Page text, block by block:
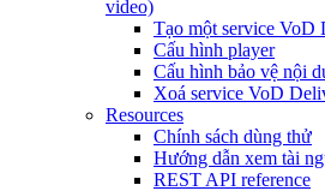
video)
Tạo một service VoD
Cấu hình player
Cấu hình bảo vệ nội
Xoá service VoD
Resources
Chính sách dùng thử
Hướng dẫn xem tài
REST API reference